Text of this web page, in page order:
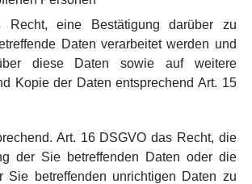
Recht, eine Bestätigung darüber zu
Daten verarbeitet werden und
diese Daten sowie auf weitere
Kopie der Daten entsprechend Art. 15
Art. 16 DSGVO das Recht, die
der Sie betreffenden Daten oder die
Sie betreffenden unrichtigen Daten zu